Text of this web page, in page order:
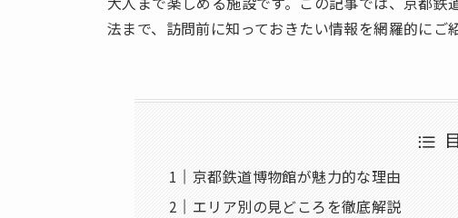
法まで、訪問前に知っておきたい情報を網羅的にご
京都鉄道博物館が魅力的な理由
エリア別の見どころを徹底解説